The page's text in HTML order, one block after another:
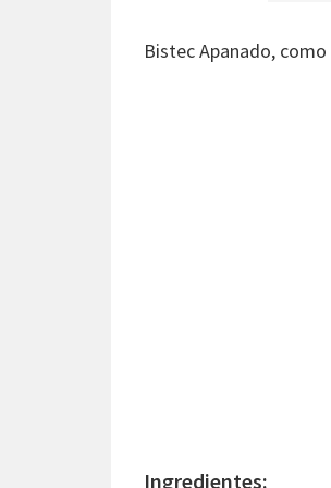
Bistec Apanado,
Ingredientes: